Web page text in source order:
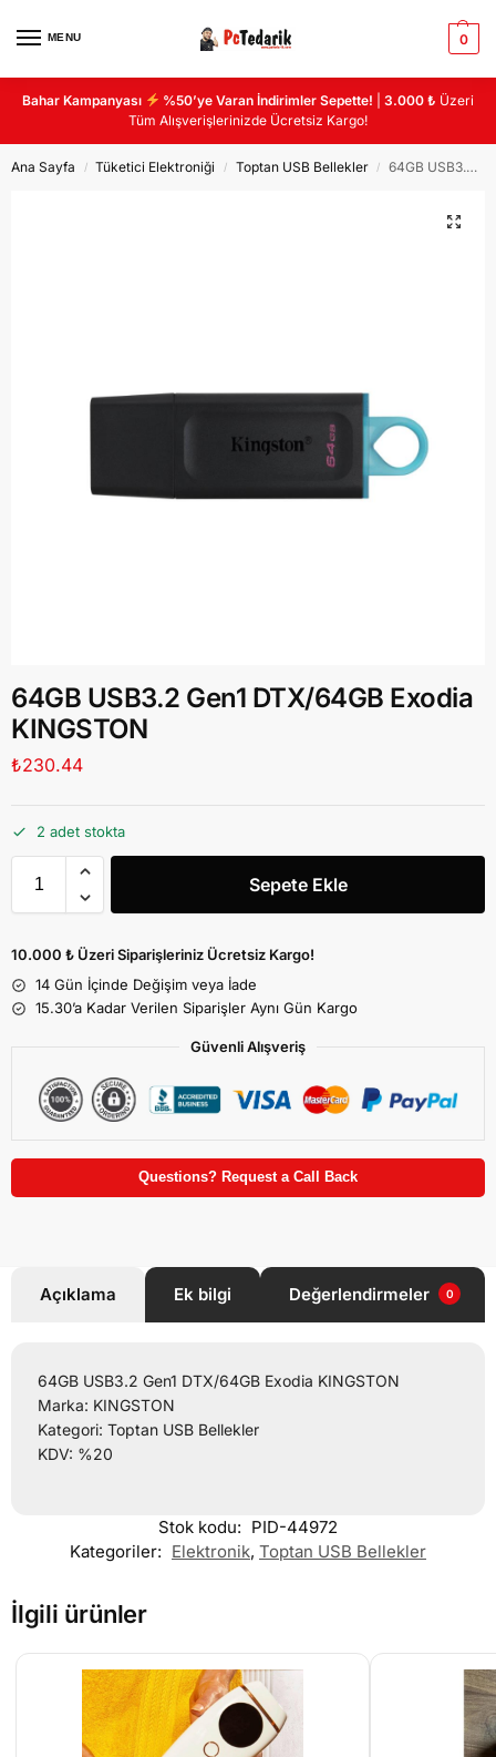
MENU 0
Bahar Kampanyası %50’ye Varan İndirimler Sepette! |3.000 ₺ Üzeri
Tüm Alışverişlerinizde Ücretsiz Kargo!
Ana Sayfa / Tüketici Elektroniği / Toptan USB Bellekler / 64GB USB3.2 Gen1 DTX/64GB Exodia KINGSTON
64GB USB3.2 Gen1 DTX/64GB Exodia
KINGSTON
₺230.44
2 adet stokta
Sepete Ekle
10.000 ₺ Üzeri Siparişleriniz Ücretsiz Kargo!
14 Gün İçinde Değişim veya İade
15.30’a Kadar Verilen Siparişler Aynı Gün Kargo
Güvenli Alışveriş
Questions? Request a Call Back
Açıklama Ek bilgi Değerlendirmeler 0
64GB USB3.2 Gen1 DTX/64GB Exodia KINGSTON
Marka: KINGSTON
Kategori: Toptan USB Bellekler
KDV: %20
Stok kodu: PID-44972
Kategoriler: Elektronik, Toptan USB Bellekler
İlgili ürünler